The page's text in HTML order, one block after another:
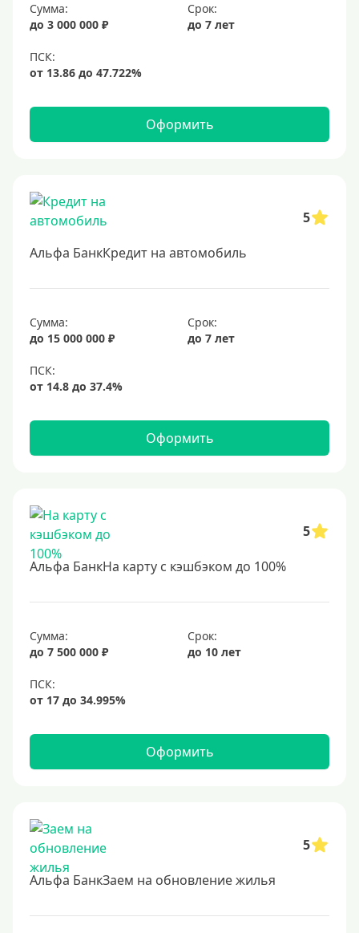
Сумма:
до 3 000 000 ₽
Срок:
до 7 лет
Оформить
5
Альфа БанкКредит на автомобиль
Сумма:
до 15 000 000 ₽
Срок:
до 7 лет
Оформить
5
Альфа БанкНа карту с кэшбэком до 100%
Сумма:
до 7 500 000 ₽
Срок:
до 10 лет
Оформить
5
Альфа БанкЗаем на обновление жилья